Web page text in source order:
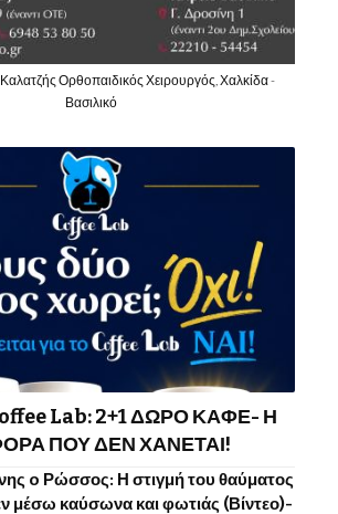
Ορθοπαιδικός Χειρουργός, Χαλκίδα -
Βασιλικό
Lab: 2+1 ΔΩΡΟ ΚΑΦΕ- Η
ΠΟΥ ΔΕΝ ΧΑΝΕΤΑΙ!
o Ρώσσος: Η στιγμή του θαύματος
μέσω καύσωνα και φωτιάς (Βίντεο)-